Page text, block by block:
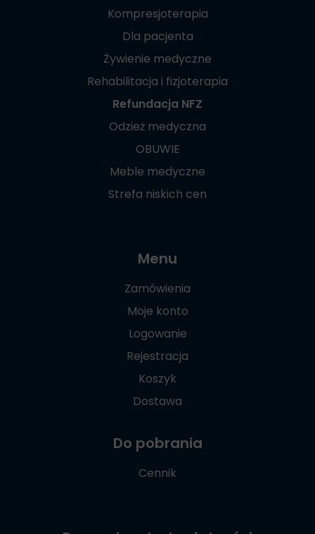
Kompresjoterapia
Dla pacjenta
Żywienie medyczne
Rehabilitacja i fizjoterapia
Refundacja NFZ
Odzież medyczna
OBUWIE
Meble medyczne
Strefa niskich cen
Menu
Zamówienia
Moje konto
Logowanie
Rejestracja
Koszyk
Dostawa
Do pobrania
Cennik